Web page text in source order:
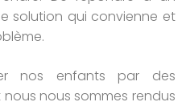
solution qui convienne et
nos enfants par des
nous sommes rendus